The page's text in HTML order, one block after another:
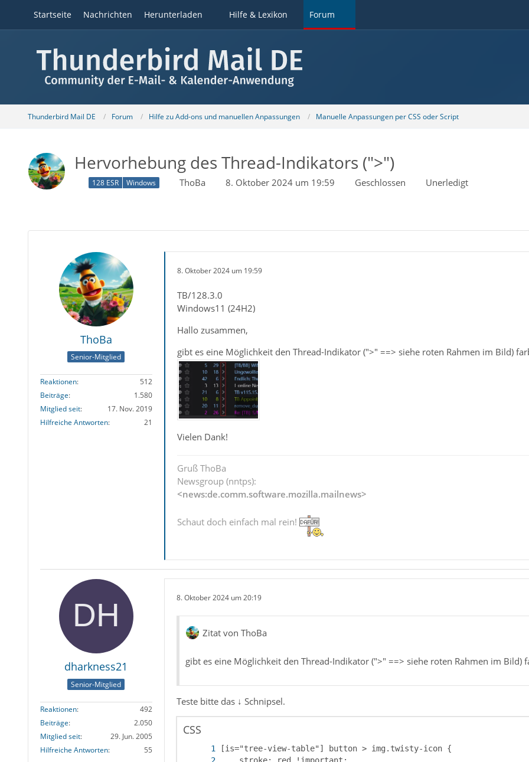
Startseite Nachrichten Herunterladen Hilfe & Lexikon Forum
Thunderbird Mail DE Forum Hilfe zu Add-ons und manuellen Anpassungen Manuelle Anpassungen per CSS oder Script
Hervorhebung des Thread-Indikators (">")
128 ESR Windows ThoBa 8. Oktober 2024 um 19:59 Geschlossen Unerledigt
ThoBa
Senior-Mitglied
Reaktionen
512
Beiträge
1.580
Mitglied seit
17. Nov. 2019
Hilfreiche Antworten
21
8. Oktober 2024 um 19:59
TB/128.3.0
Windows11 (24H2)
Hallo zusammen,
gibt es eine Möglichkeit den Thread-Indikator (">" ==> siehe roten Rahmen im Bild)
Vielen Dank!
Gruß ThoBa
Newsgroup (nntps):
<news:de.comm.software.mozilla.mailnews>
Schaut doch einfach mal rein!
dharkness21
Senior-Mitglied
Reaktionen
492
Beiträge
2.050
Mitglied seit
29. Jun. 2005
Hilfreiche Antworten
55
8. Oktober 2024 um 20:19
Zitat von ThoBa
gibt es eine Möglichkeit den Thread-Indikator (">" ==> siehe roten Rahmen im Bild)
Teste bitte das ↓ Schnipsel.
CSS